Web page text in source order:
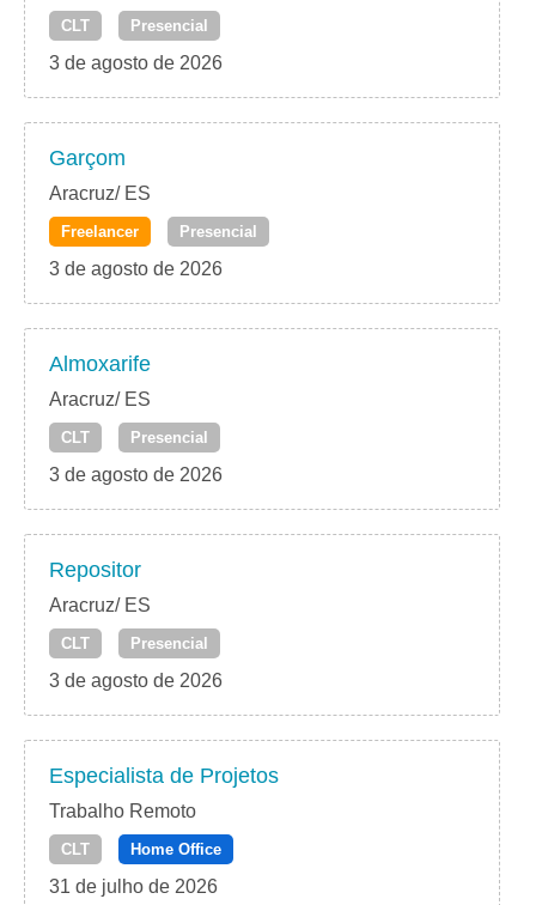
CLT Presencial
3 de agosto de 2026
Garçom
Aracruz/ ES
Freelancer Presencial
3 de agosto de 2026
Almoxarife
Aracruz/ ES
CLT Presencial
3 de agosto de 2026
Repositor
Aracruz/ ES
CLT Presencial
3 de agosto de 2026
Especialista de Projetos
Trabalho Remoto
CLT Home Office
31 de julho de 2026